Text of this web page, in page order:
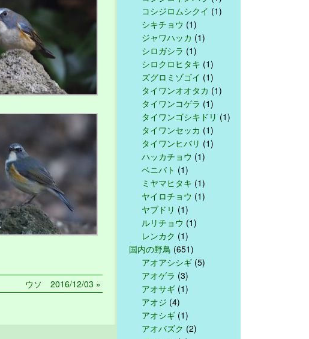
ウソ 2016/12/03 »
コシジロムシクイ (1)
シキチョウ (1)
ジャワハッカ (1)
シロガシラ (1)
シロクロヒタキ (1)
ズグロミゾゴイ (1)
タイワンオオタカ (1)
タイワンコゲラ (1)
タイワンゴシキドリ (1)
タイワンセッカ (1)
タイワンヒバリ (1)
ハッカチョウ (1)
ベニバト (1)
ミヤマヒタキ (1)
ヤイロチョウ (1)
ヤブドリ (1)
ルリチョウ (1)
レンカク (1)
国内の野鳥 (651)
アオアシシギ (5)
アオゲラ (3)
アオサギ (1)
アオジ (4)
アオシギ (1)
アオバズク (2)